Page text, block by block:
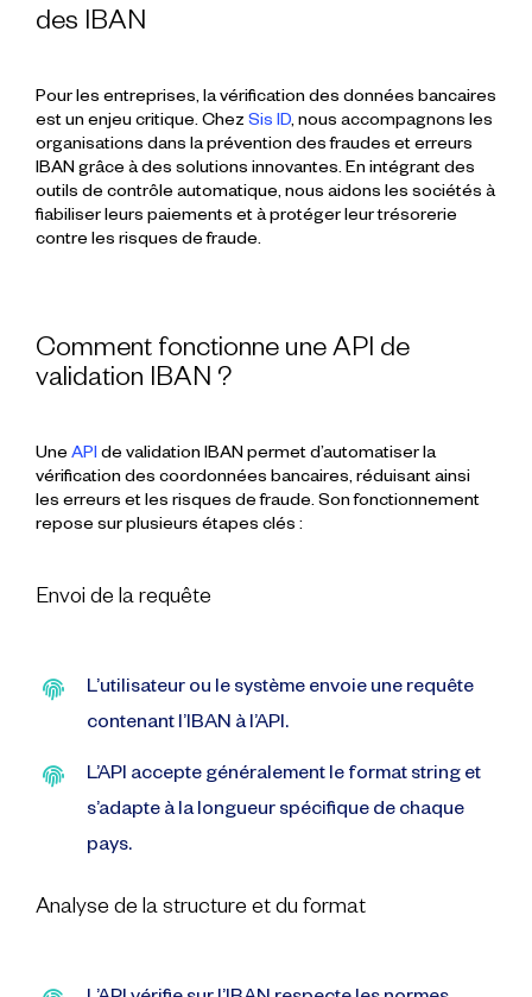
des IBAN
Pour les entreprises, la vérification des données bancaires
est un enjeu critique. Chez Sis ID, nous accompagnons les
organisations dans la prévention des fraudes et erreurs
IBAN grâce à des solutions innovantes. En intégrant des
outils de contrôle automatique, nous aidons les sociétés à
fiabiliser leurs paiements et à protéger leur trésorerie
contre les risques de fraude.
Comment fonctionne une API de
validation IBAN ?
Une API de validation IBAN permet d’automatiser la
vérification des coordonnées bancaires, réduisant ainsi
les erreurs et les risques de fraude. Son fonctionnement
repose sur plusieurs étapes clés :
Envoi de la requête
L’utilisateur ou le système envoie une requête
contenant l’IBAN à l’API.
L’API accepte généralement le format string et
s’adapte à la longueur spécifique de chaque
pays.
Analyse de la structure et du format